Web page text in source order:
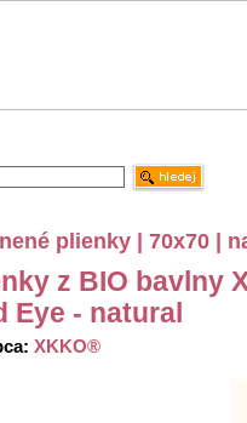
plienky | 70x70 |
z BIO bavlny
Eye - natural
XKKO®